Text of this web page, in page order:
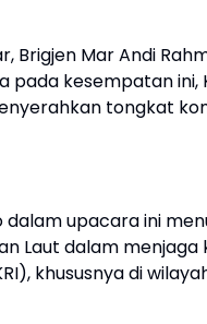
Brigjen Mar Andi
kesempatan ini,
tongkat
upacara ini
Laut dalam
khususnya di